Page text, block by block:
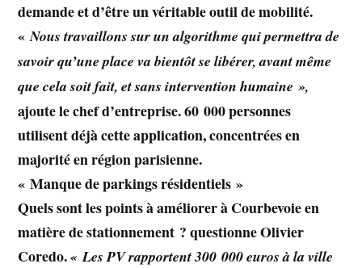
demande et d’être un véritable outil de mobilité.
«Nous travaillons sur un algorithme qui permettra de
savoir qu’une place va bientôt se libérer, avant même
que cela soit fait, et sans intervention humaine »,
ajoute le chef d’entreprise. 60 000 personnes
utilisent déjà cette application, concentrées en
majorité en région parisienne.
« Manque de parkings résidentiels »
Quels sont les points à améliorer à Courbevoie en
matière de stationnement ? questionne Olivier
Coredo.« Les PV rapportent 300 000 euros à la ville